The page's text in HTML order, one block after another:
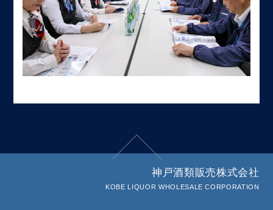
神戸酒類販売株式会社
KOBE LIQUOR WHOLESALE CORPORATION